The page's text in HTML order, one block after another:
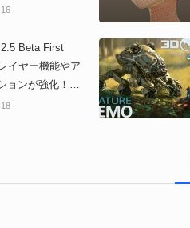
ール！
でお披露目！
Beta First
イヤー機能やア
ョンが強化！特
ドの2Dペイント